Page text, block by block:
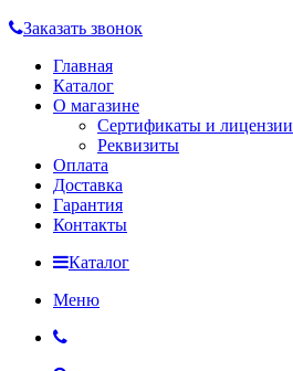
Заказать звонок
Главная
Каталог
О магазине
Сертификаты и лицензии
Реквизиты
Оплата
Доставка
Гарантия
Контакты
Каталог
Меню